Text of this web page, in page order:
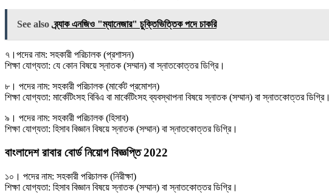
See also ব্র্যাক এনজিও "ম্যানেজার" চুক্তিভিত্তিক পদে চাকরি
৭।পদের নাম: সহকারী পরিচালক (প্রশাসন)
শিক্ষা যোগ্যতা: যে কোন বিষয়ে স্নাতক (সম্মান) বা স্নাতকোত্তর ডিগ্রি।
৮। পদের নাম: সহকারী পরিচালক (মার্কেট প্রমোশন)
শিক্ষা যোগ্যতা: মার্কেটিংসহ বিবিএ বা মার্কেটিংসহ ব্যবস্থাপনা বিষয়ে স্নাতক (সম্মান) বা স্নাতকোত্তর ডিগ্রি।
৯। পদের নাম: সহকারী পরিচালক (হিসাব)
শিক্ষা যোগ্যতা: হিসাব বিজ্ঞান বিষয়ে স্নাতক (সম্মান) বা স্নাতকোত্তর ডিগ্রি।
বাংলাদেশ রাবার বোর্ড নিয়োগ বিজ্ঞপ্তি 2022
১০। পদের নাম: সহকারী পরিচালক (নিরীক্ষা)
শিক্ষা যোগ্যতা: হিসাব বিজ্ঞান বিষয়ে স্নাতক (সম্মান) বা স্নাতকোত্তর ডিগ্রি।